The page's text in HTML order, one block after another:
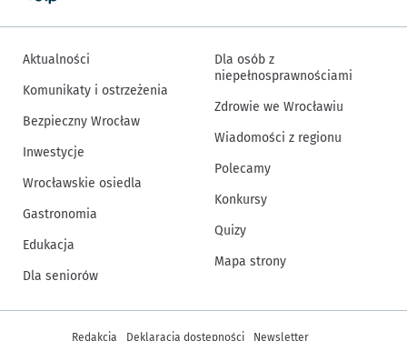
Aktualności
Komunikaty i ostrzeżenia
Bezpieczny Wrocław
Inwestycje
Wrocławskie osiedla
Gastronomia
Edukacja
Dla seniorów
Dla osób z
niepełnosprawnościami
Zdrowie we Wrocławiu
Wiadomości z regionu
Polecamy
Konkursy
Quizy
Mapa strony
Inne informacje
Redakcja Deklaracja dostępności Newsletter